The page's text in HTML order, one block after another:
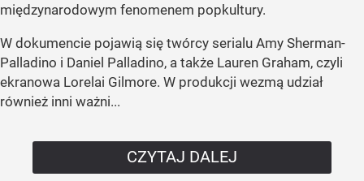
międzynarodowym fenomenem popkultury.
W dokumencie pojawią się twórcy serialu Amy Sherman-
Palladino i Daniel Palladino, a także Lauren Graham, czyli
ekranowa Lorelai Gilmore. W produkcji wezmą udział
również inni ważni...
CZYTAJ DALEJ